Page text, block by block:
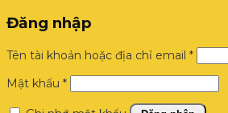
Đăng nhập
Tên tài khoản hoặc địa chỉ email *Bắt
buộc
Mật khẩu *Bắt
buộc